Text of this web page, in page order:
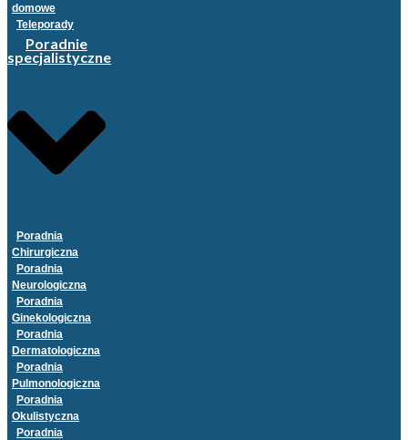
domowe
Teleporady
Poradnie
specjalistyczne
Poradnia
Chirurgiczna
Poradnia
Neurologiczna
Poradnia
Ginekologiczna
Poradnia
Dermatologiczna
Poradnia
Pulmonologiczna
Poradnia
Okulistyczna
Poradnia